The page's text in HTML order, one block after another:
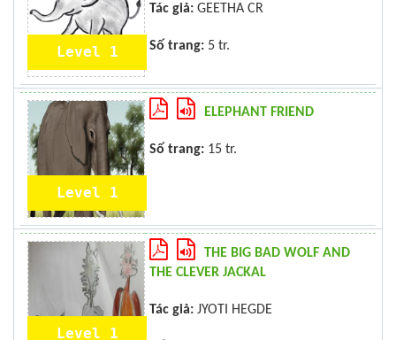
Level 1
Tác giả: GEETHA CR
Số trang: 5 tr.
Level 1
ELEPHANT FRIEND
Số trang: 15 tr.
Level 1
THE BIG BAD WOLF AND
THE CLEVER JACKAL
Tác giả: JYOTI HEGDE